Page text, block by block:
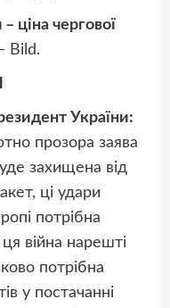
ціна чергової
Bild.
України:
прозора заява
захищена від
ці удари
потрібна
війна нарешті
потрібна
у постачанні